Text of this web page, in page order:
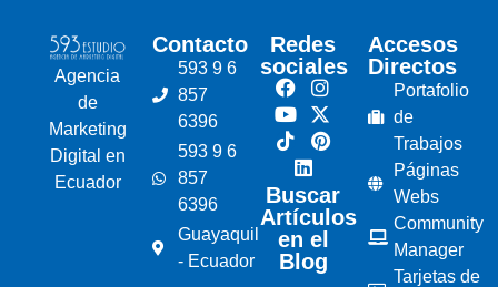
Agencia
de
Marketing
Digital en
Ecuador
Contacto
593 9 6
857
6396
593 9 6
857
6396
Guayaquil
- Ecuador
Redes
sociales
Buscar
Artículos
en el
Blog
Accesos
Directos
Portafolio
de
Trabajos
Páginas
Webs
Community
Manager
Tarjetas de